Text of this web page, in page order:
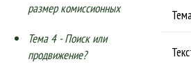
размер комиссионных
Тема 4 - Поиск или
продвижение?